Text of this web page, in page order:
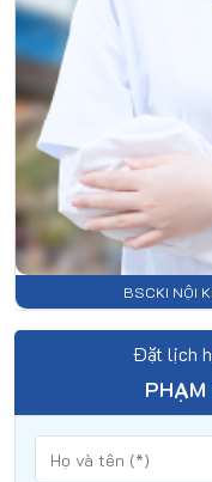
BSCKI NỘI
Đặt lịch